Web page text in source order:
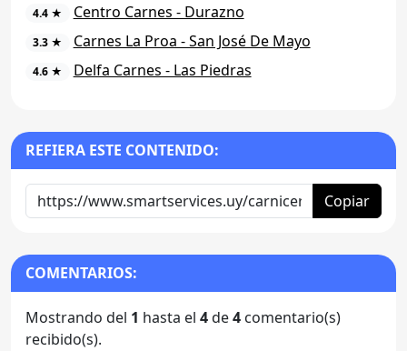
4.4 ★ Centro Carnes - Durazno
3.3 ★ Carnes La Proa - San José De Mayo
4.6 ★ Delfa Carnes - Las Piedras
REFIERA ESTE CONTENIDO:
Copiar
COMENTARIOS:
Mostrando del 1 hasta el 4de4 comentario(s)
recibido(s).